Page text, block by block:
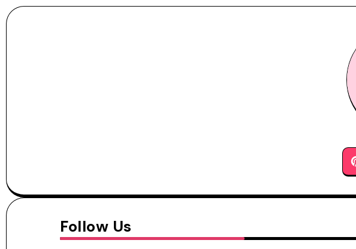
Follow Us